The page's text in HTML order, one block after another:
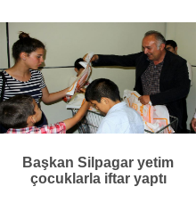
Başkan Silpagar yetim
çocuklarla iftar yaptı